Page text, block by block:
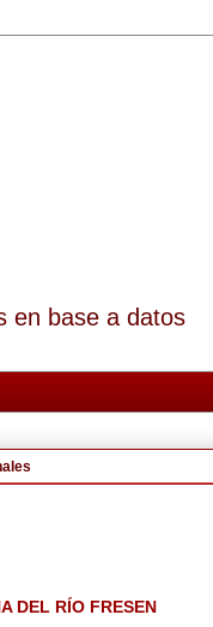
en base a datos
DEL RÍO FRESEN